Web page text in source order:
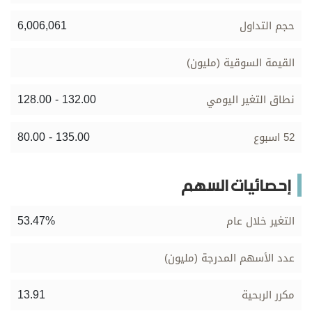
حجم التداول 6,006,061
القيمة السوقية (مليون)
نطاق التغير اليومي
128.00 - 132.00
52 اسبوع 80.00 - 135.00
إحصائيات السهم
التغير خلال عام 53.47%
عدد الأسهم المدرجة (مليون)
مكرر الربحية
13.91